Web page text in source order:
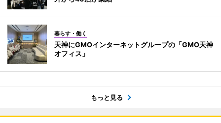
暮らす・働く
天神にGMOインターネットグループの「GMO天神
オフィス」
もっと見る